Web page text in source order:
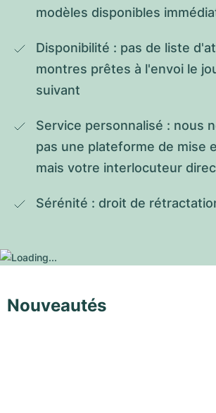
modèles disponibles
Disponibilité : pas de liste
montres prêtes à l'envoi le
suivant
Service personnalisé : nous
pas une plateforme de mise
mais votre interlocuteur
Sérénité : droit de
Nouveautés